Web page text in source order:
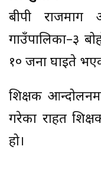
बीपी राजमार्ग
गाउँपालिका–३
१० जना घाइते
शिक्षक
गरेका राहत
हो।